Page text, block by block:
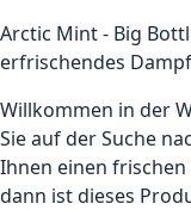
Arctic Mint - Big
erfrischendes
Willkommen in der
Sie auf der Suche
Ihnen einen
dann ist dieses